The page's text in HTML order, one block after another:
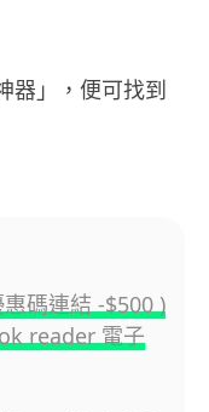
器」，便可找到
碼連結 -$500 )
reader 電子